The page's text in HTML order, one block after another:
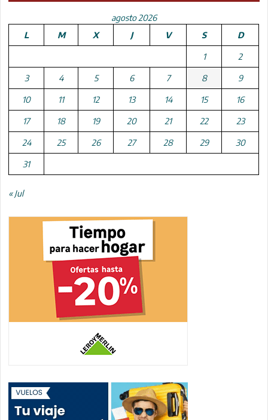
agosto 2026
L
M X J V S D
1 2
3 4 5 6 7 8 9
10 11 12 13 14 15 16
17 18 19 20 21 22 23
24 25 26 27 28 29 30
31
« Jul